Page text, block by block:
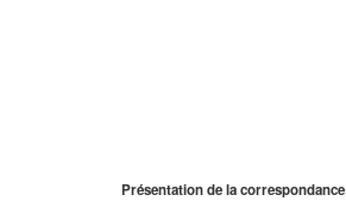
Présentation de la correspondance